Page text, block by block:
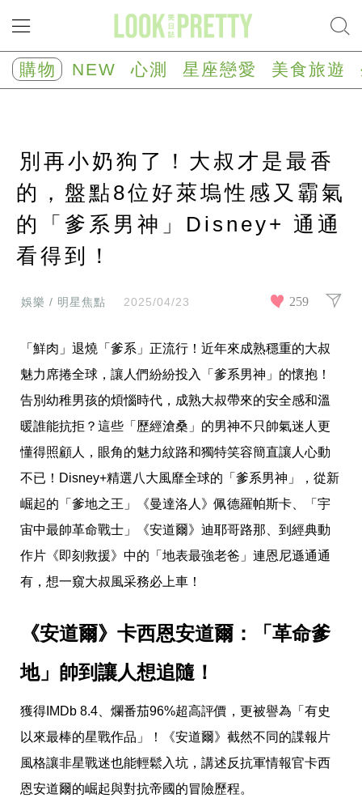
NEW
心
測
塔
心
理
測
驗
星
座/
生
肖
勢
愛
愛
指
南
害
話
題
關
於
自
己
星
美
食
遊
你
玩
你
購物 NEW 心測 星座戀愛 美食旅遊
別再小奶狗了！大叔才是最香
的，盤點8位好萊塢性感又霸氣
的「爹系男神」Disney+ 通通
看得到！
娛樂 / 明星焦點 2025/04/23 259
「鮮肉」退燒「爹系」正流行！近年來成熟穩重的大叔
魅力席捲全球，讓人們紛紛投入「爹系男神」的懷抱！
告別幼稚男孩的煩惱時代，成熟大叔帶來的安全感和溫
暖誰能抗拒？這些「歷經滄桑」的男神不只帥氣迷人更
懂得照顧人，眼角的魅力紋路和獨特笑容簡直讓人心動
不已！Disney+精選八大風靡全球的「爹系男神」，從新
崛起的「爹地之王」《曼達洛人》佩德羅帕斯卡、「宇
宙中最帥革命戰士」《安道爾》迪耶哥路那、到經典動
作片《即刻救援》中的「地表最強老爸」連恩尼遜通通
有，想一窺大叔風采務必上車！
《安道爾》卡西恩安道爾：「革命爹
地」帥到讓人想追隨！
獲得IMDb 8.4、爛番茄96%超高評價，更被譽為「有史
以來最棒的星戰作品」！《安道爾》截然不同的諜報片
風格讓非星戰迷也能輕鬆入坑，講述反抗軍情報官卡西
恩安道爾的崛起與對抗帝國的冒險歷程。